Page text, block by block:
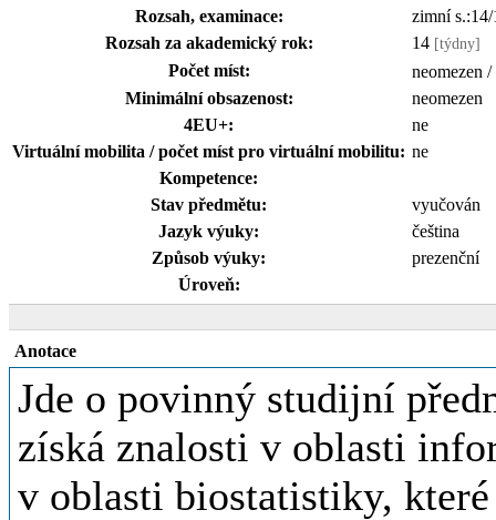
Rozsah, examinace:
zimní
Rozsah za akademický rok:
14 [týdny]
Počet míst:
neomezen
Minimální obsazenost:
neomezen
4EU+:
ne
Virtuální mobilita / počet míst pro virtuální mobilitu: ne
Kompetence:
Stav předmětu:
vyučován
Jazyk výuky:
čeština
Způsob výuky:
prezenční
Úroveň:
Anotace
Jde o povinný studijní
získá znalosti v oblasti
v oblasti biostatistiky,